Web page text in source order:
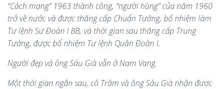
“Cách mạng” 1963 thành công, “người hùng” của năm 1960
trở về nước và được thăng cấp Chuẩn Tướng, bổ nhiệm làm
Tư lệnh Sư Đoàn I BB, và thời gian sau thăng cấp Trung
Tướng, được bổ nhiệm Tư lệnh Quân Đoàn I.
Người đẹp và ông Sáu Già vẫn ở Nam Vang.
Một thời gian ngắn sau, cô Trâm và ông Sáu Già nhận được